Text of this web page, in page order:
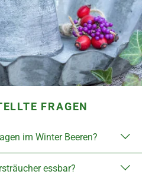
FRAGEN
im Winter Beeren?
essbar?